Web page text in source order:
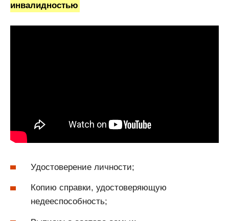
инвалидностью
Удостоверение личности;
Копию справки, удостоверяющую
недееспособность;